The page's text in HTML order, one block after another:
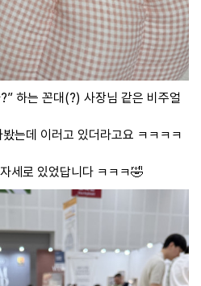
하는 꼰대(?) 사장님 같은 비주얼
는데 이러고 있더라고요 ㅋㅋㅋㅋ
세로 있었답니다 ㅋㅋㅋ🤣